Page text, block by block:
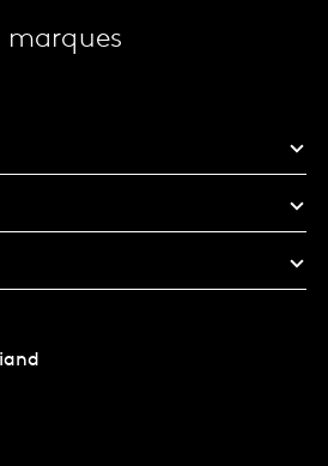
marques